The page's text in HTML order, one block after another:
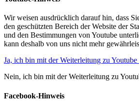
Wir weisen ausdrücklich darauf hin, dass
den geschützten Bereich der Website der
und den Bestimmungen von Youtube
kann deshalb von uns nicht mehr
Ja, ich bin mit der Weiterleitung zu Youtube
Nein, ich bin mit der Weiterleitung zu
Facebook-Hinweis